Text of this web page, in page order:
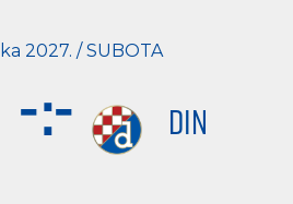
2027. / SUBOTA
-:- DIN